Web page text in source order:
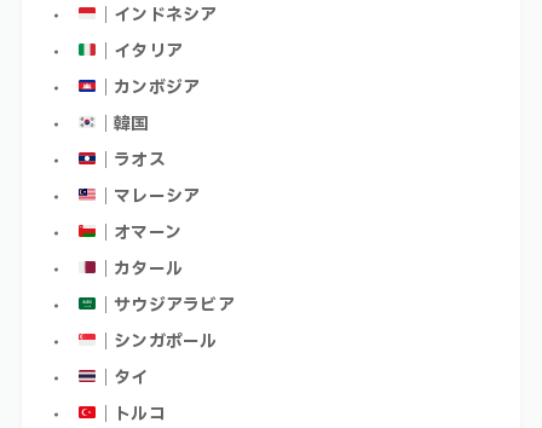
｜インドネシア
｜イタリア
｜カンボジア
｜韓国
｜ラオス
｜マレーシア
｜オマーン
｜カタール
｜サウジアラビア
｜シンガポール
｜タイ
｜トルコ